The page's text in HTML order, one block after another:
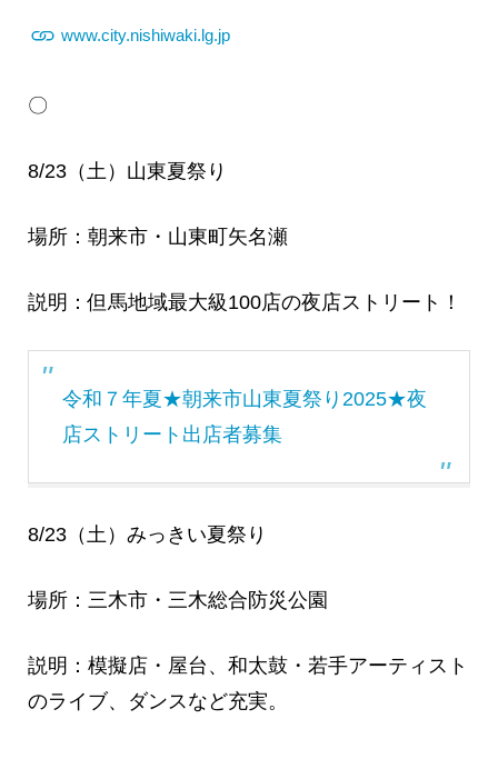
www.city.nishiwaki.lg.jp
〇
8/23（土）山東夏祭り
場所：朝来市・山東町矢名瀬
説明：但馬地域最大級100店の夜店ストリート！
令和７年夏★朝来市山東夏祭り2025★夜
店ストリート出店者募集
8/23（土）みっきい夏祭り
場所：三木市・三木総合防災公園
説明：模擬店・屋台、和太鼓・若手アーティスト
のライブ、ダンスなど充実。